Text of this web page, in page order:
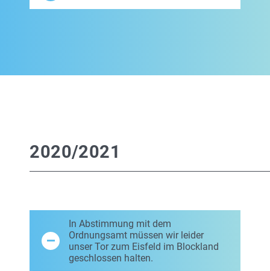
2020/2021
In Abstimmung mit dem
Ordnungsamt müssen wir leider
unser Tor zum Eisfeld im Blockland
geschlossen halten.